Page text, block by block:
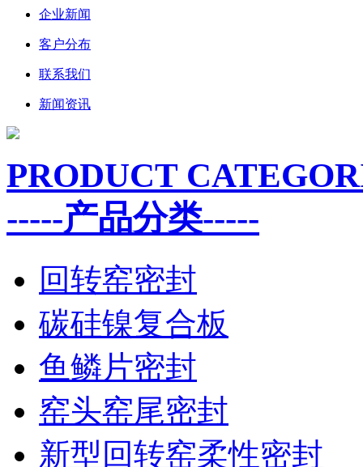
企业新闻
客户分布
联系我们
新闻资讯
PRODUCT
-----产品分类-----
回转窑密封
碳硅镍复合板
鱼鳞片密封
窑头窑尾密封
新型回转窑柔性密封